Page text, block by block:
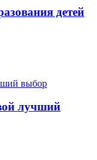
детей
лучший